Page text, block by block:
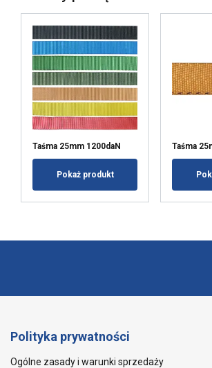
Taśma 25mm 1200daN
Pokaż produkt
Taśma
Polityka prywatności
Ogólne zasady i warunki sprzedaży
ODRZUĆ WSZYSTKIE
POKAŻ SZCZEGÓŁY